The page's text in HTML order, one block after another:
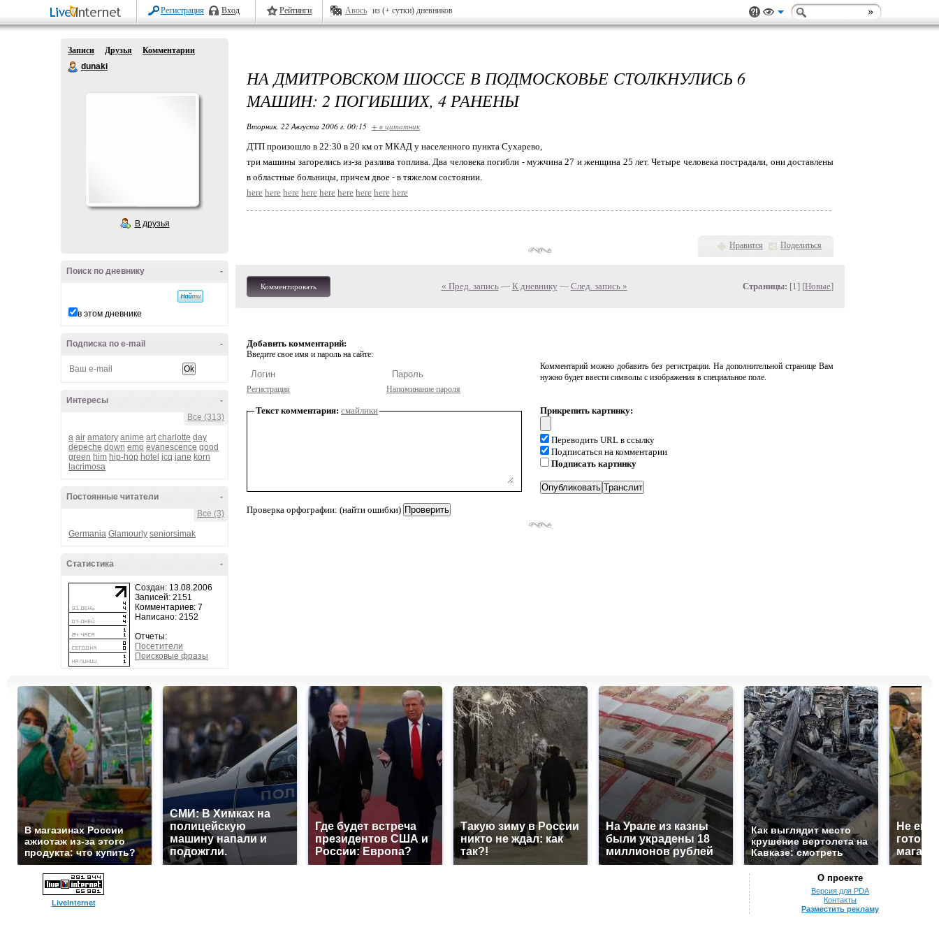
Регистрация Вход Рейтинги Авось из (+ сутки) дневников
Записи Друзья
Комментарии
dunaki
В друзья
-
Поиск по дневнику
в этом дневнике
-
Подписка по e-mail
-
Интересы
Все (313)
a air amatory anime art charlotte day
depeche down emo evanescence good
green him hip-hop hotel icq jane korn
lacrimosa
-
Постоянные читатели
Все (3)
Germania Glamourly seniorsimak
-
Статистика
Создан: 13.08.2006
Записей: 2151
Комментариев: 7
Написано: 2152
Отчеты:
Посетители
Поисковые фразы
НА ДМИТРОВСКОМ ШОССЕ В ПОДМОСКОВЬЕ СТОЛКНУЛИСЬ 6
МАШИН: 2 ПОГИБШИХ, 4 РАНЕНЫ
Вторник, 22 Августа 2006 г. 00:15 + в цитатник
ДТП произошло в 22:30 в 20 км от МКАД у населенного пункта Сухарево,
три машины загорелись из-за разлива топлива. Два человека погибли - мужчина 27 и женщина 25 лет. Четыре человека пострадали, они доставлены
в областные больницы, причем двое - в тяжелом состоянии.
here here here here here here here here here
Нравится Поделиться
Комментировать « Пред. запись— К дневнику — След. запись » Страницы: [1] [Новые]
Добавить комментарий:
Введите свое имя и пароль на сайте:
Регистрация Напоминание пароля
Комментарий можно добавить без регистрации. На дополнительной странице Вам
нужно будет ввести символы с изображения в специальное поле.
Текст комментария: смайлики
Проверка орфографии: (найти ошибки)
Прикрепить картинку:
Переводить URL в ссылку
Подписаться на комментарии
Подписать картинку
В магазинах России
ажиотаж из-за этого
продукта: что купить?
СМИ: В Химках на
полицейскую
машину напали и
подожгли.
Где будет встреча
президентов США и
России: Европа?
Такую зиму в России
никто не ждал: как
так?!
На Урале из казны
были украдены 18
миллионов рублей
Как выглядит место
крушение вертолета на
Кавказе: смотреть
Не
LiveInternet
О проекте
Версия для PDA
Контакты
Разместить рекламу